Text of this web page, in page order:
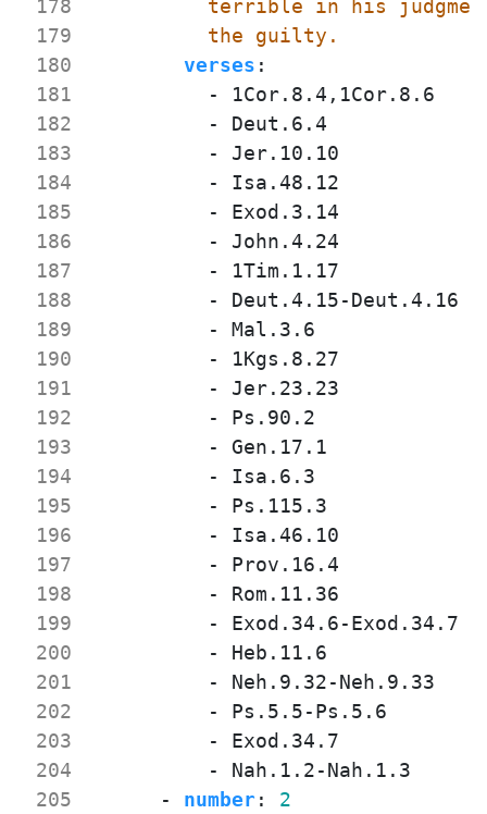
178
179
180
181
182
183
184
185
186
187
188
189
190
191
192
193
194
195
196
197
198
199
200
201
202
203
204
205
          the guilty.
verses :
- 1Cor.8.4,1Cor.8.6
- Deut.6.4
- Jer.10.10
- Isa.48.12
- Exod.3.14
- John.4.24
- 1Tim.1.17
- Deut.4.15-Deut.4.16
- Mal.3.6
- 1Kgs.8.27
- Jer.23.23
- Ps.90.2
- Gen.17.1
- Isa.6.3
- Ps.115.3
- Isa.46.10
- Prov.16.4
- Rom.11.36
- Exod.34.6-Exod.34.7
- Heb.11.6
- Neh.9.32-Neh.9.33
- Ps.5.5-Ps.5.6
- Exod.34.7
- Nah.1.2-Nah.1.3
- number: 2